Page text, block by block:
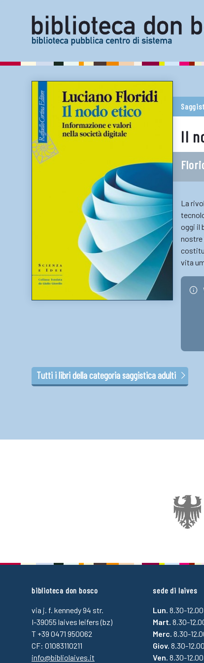
Il
La
oggi il
nostre
vita
Tutti i libri della categoria saggistica adulti
biblioteca don bosco
via j. f. kennedy 94 str.
I-39055 laives leifers (bz)
T +39 0471 950062
CF: 01083110211
info@bibliolaives.it
sede di laives
Lun.8.30-
Mart.8.30-
Merc. 8.30-
Giov.8.30-
Ven. 8.30-